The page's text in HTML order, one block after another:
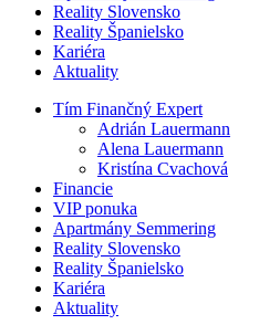
Reality Slovensko
Reality Španielsko
Kariéra
Aktuality
Tím Finančný Expert
Adrián Lauermann
Alena Lauermann
Kristína Cvachová
Financie
VIP ponuka
Apartmány Semmering
Reality Slovensko
Reality Španielsko
Kariéra
Aktuality